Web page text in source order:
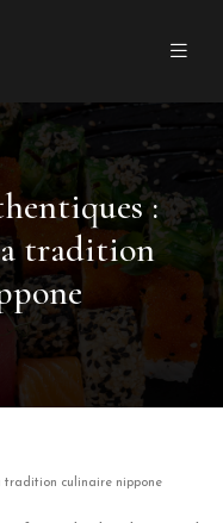
:
tradition
tradition culinaire nippone